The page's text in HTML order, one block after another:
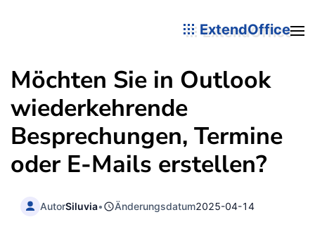
ExtendOffice
Möchten Sie in Outlook
wiederkehrende
Besprechungen, Termine
oder E-Mails erstellen?
AutorSiluvia• Änderungsdatum2025-04-14